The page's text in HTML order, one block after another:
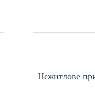
Нежитлове